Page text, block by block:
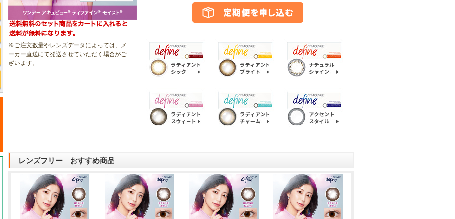
※ご注文数量やレンズデータによっては、メ
ーカー直送にて発送させていただく場合がご
ざいます。
レンズフリー おすすめ商品